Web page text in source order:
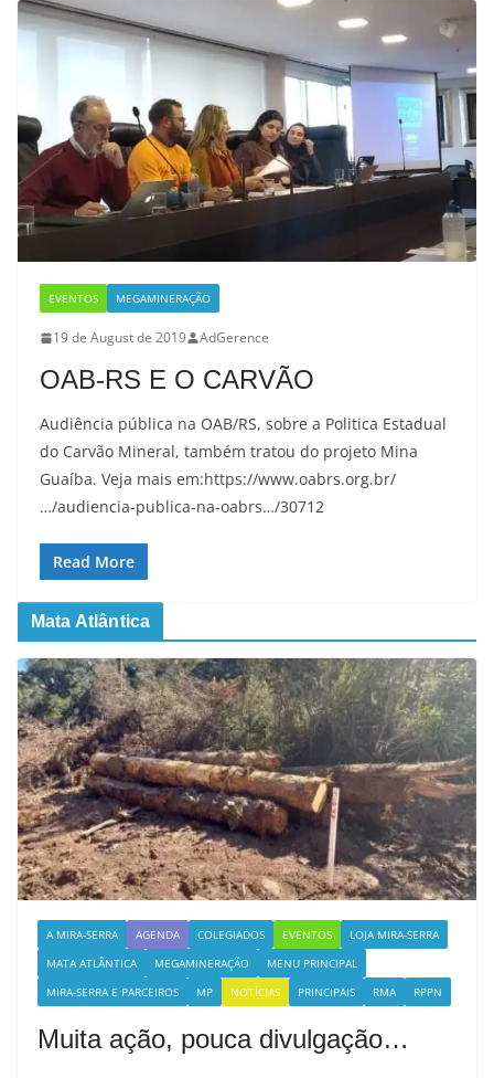
EVENTOS MEGAMINERAÇÃO
19 de August de 2019 AdGerence
OAB-RS E O CARVÃO
Audiência pública na OAB/RS, sobre a Politica Estadual
do Carvão Mineral, também tratou do projeto Mina
Guaíba. Veja mais em:https://www.oabrs.org.br/
…/audiencia-publica-na-oabrs…/30712
Read More
Mata Atlântica
A MIRA-SERRA AGENDA COLEGIADOS EVENTOS
LOJA MIRA-SERRA
MATA ATLÂNTICA
MEGAMINERAÇÃO
MENU PRINCIPAL
MIRA-SERRA E PARCEIROS
MP NOTÍCIAS PRINCIPAIS RMA RPPN
Muita ação, pouca divulgação…